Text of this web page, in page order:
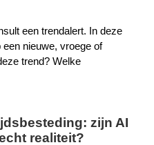
een trendalert. In deze
nieuwe, vroege of
trend? Welke
zijn AI
realiteit?